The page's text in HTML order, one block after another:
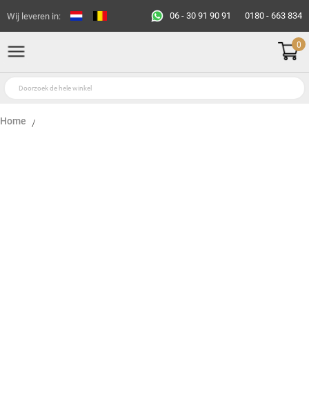
Wij leveren in: 06 - 30 91 90 91 0180 - 663 834
0
Home